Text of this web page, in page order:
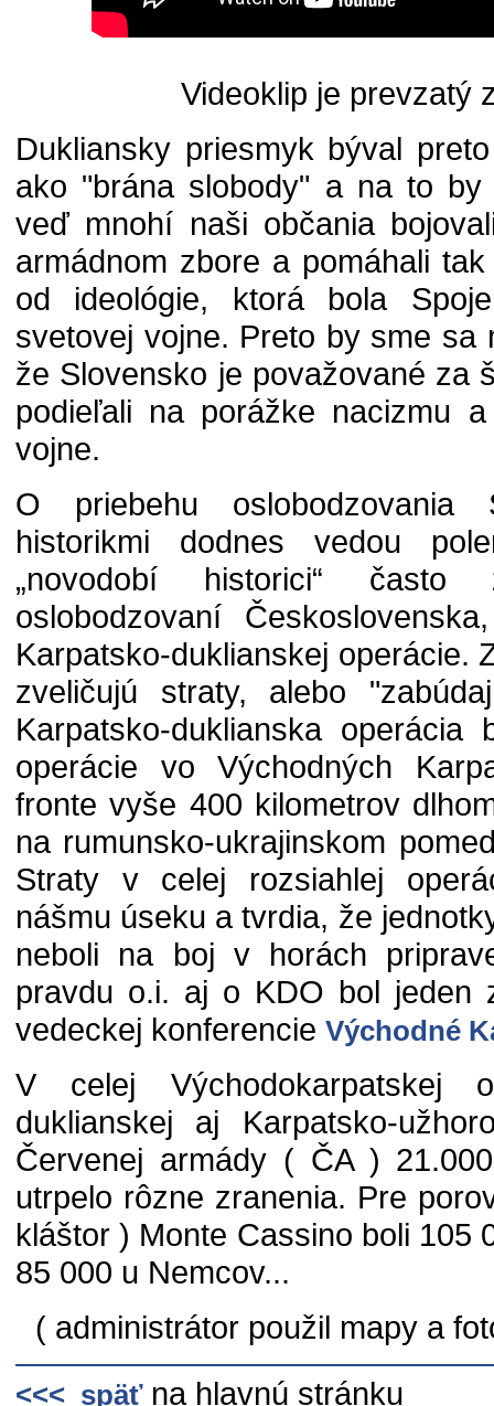
Videoklip je prevzatý
Dukliansky priesmyk býval
ako "brána slobody" a na to
veď mnohí naši občania
armádnom zbore a pomáhali
od ideológie, ktorá bola
svetovej vojne. Preto by sme sa
že Slovensko je považované za
podieľali na porážke nacizmu
vojne.
O priebehu oslobodzovania
historikmi dodnes vedou
„novodobí historici“
oslobodzovaní
Karpatsko-duklianskej operácie.
zveličujú straty, alebo
Karpatsko-duklianska
operácie vo Východných
fronte vyše 400 kilometrov
na rumunsko-ukrajinskom
Straty v celej rozsiahlej
nášmu úseku a tvrdia, že
neboli na boj v horách
pravdu o.i. aj o KDO bol jeden
vedeckej konferencie Východné
V celej Východokarpatskej
duklianskej aj Karpatsko-
Červenej armády ( ČA )
utrpelo rôzne zranenia. Pre
kláštor ) Monte Cassino boli 105
85 000 u Nemcov...
( administrátor použil mapy a
<<< späťna hlavnú stránku